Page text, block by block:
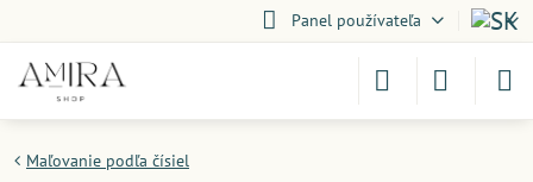
Panel používateľa
Maľovanie podľa čísiel